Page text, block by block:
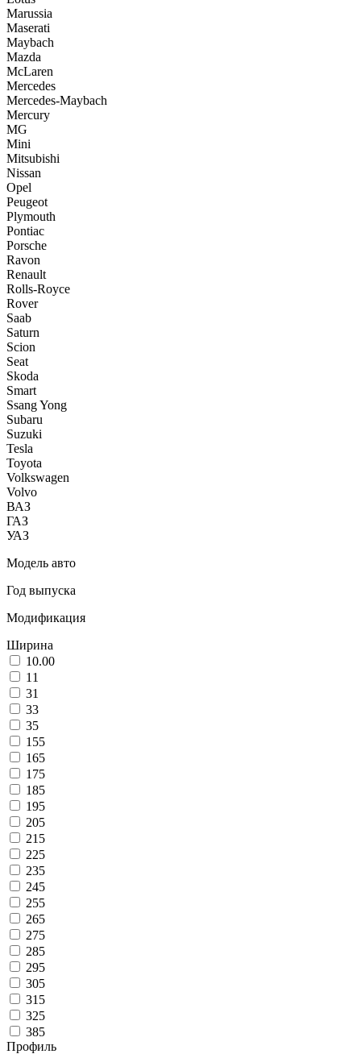
Marussia
Maserati
Maybach
Mazda
McLaren
Mercedes
Mercedes-Maybach
Mercury
MG
Mini
Mitsubishi
Nissan
Opel
Peugeot
Plymouth
Pontiac
Porsche
Ravon
Renault
Rolls-Royce
Rover
Saab
Saturn
Scion
Seat
Skoda
Smart
Ssang Yong
Subaru
Suzuki
Tesla
Toyota
Volkswagen
Volvo
ВАЗ
ГАЗ
УАЗ
Модель авто
Год выпуска
Модификация
Ширина
10.00
11
31
33
35
155
165
175
185
195
205
215
225
235
245
255
265
275
285
295
305
315
325
385
Профиль